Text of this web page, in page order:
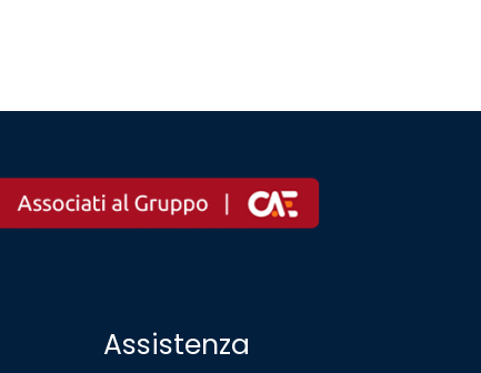
Assistenza